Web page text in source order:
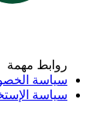
روابط مهمة
سياسة
سياسة